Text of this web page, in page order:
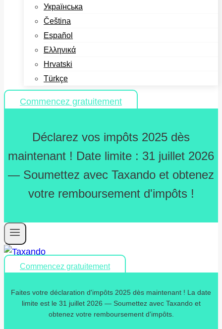
Українська
Čeština
Español
Ελληνικά
Hrvatski
Türkçe
Commencez gratuitement
Déclarez vos impôts 2025 dès
maintenant ! Date limite : 31 juillet 2026
— Soumettez avec Taxando et obtenez
votre remboursement d'impôts !
Commencez gratuitement
Faites votre déclaration d'impôts 2025 dès maintenant ! La date
limite est le 31 juillet 2026 — Soumettez avec Taxando et
obtenez votre remboursement d'impôts.